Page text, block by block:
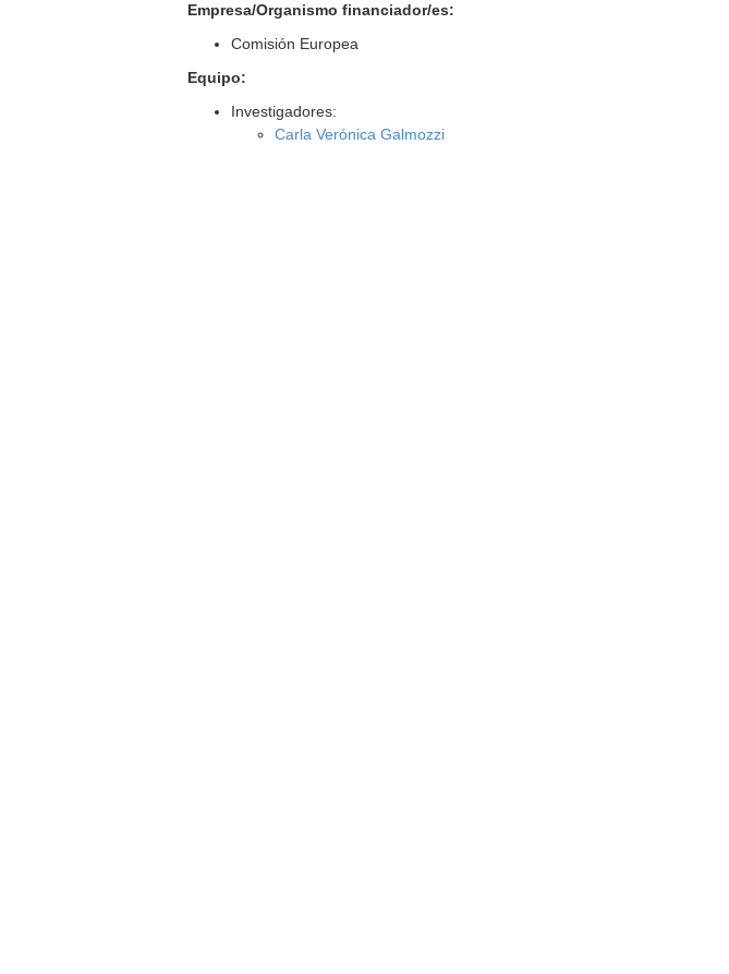
Empresa/Organismo financiador/es:
Comisión Europea
Equipo:
Investigadores:
Carla Verónica Galmozzi